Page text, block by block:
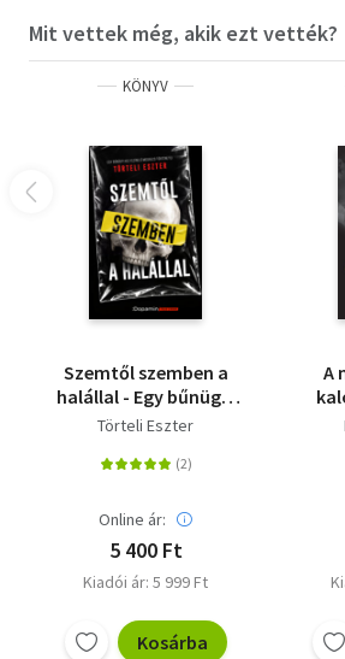
Mit vettek még, akik ezt vették?
KÖNYV
Szemtől szemben a
halállal - Egy bűnügyi
helyszínelő megrázó
Törteli Eszter
Online ár:
5 400 Ft
Kiadói ár: 5 999 Ft
Kosárba
A